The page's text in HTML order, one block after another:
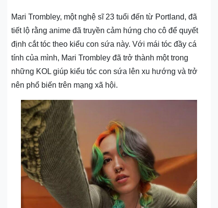
Mari Trombley, một nghệ sĩ 23 tuổi đến từ Portland, đã
tiết lộ rằng anime đã truyền cảm hứng cho cô để quyết
định cắt tóc theo kiểu con sứa này. Với mái tóc đầy cá
tính của mình, Mari Trombley đã trở thành một trong
những KOL giúp kiểu tóc con sứa lên xu hướng và trở
nên phổ biến trên mạng xã hội.